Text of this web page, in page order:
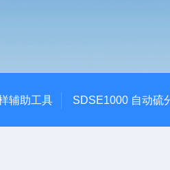
辅助工具 SDSE1000 自动硫